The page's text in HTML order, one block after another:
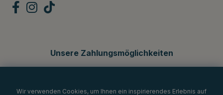
Unsere Zahlungsmöglichkeiten
Wir verwenden Cookies, um Ihnen ein inspirierendes Erlebnis auf